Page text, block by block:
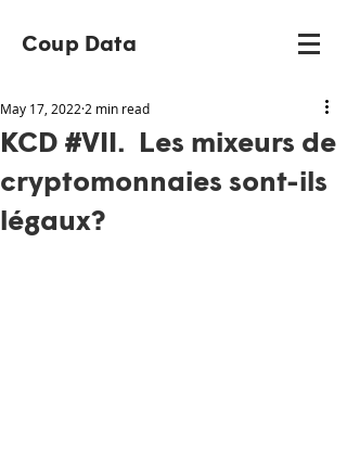
Coup Data
KCD #VII. Les mixeurs de
cryptomonnaies sont-ils
légaux?
May 17, 2022 2 min read